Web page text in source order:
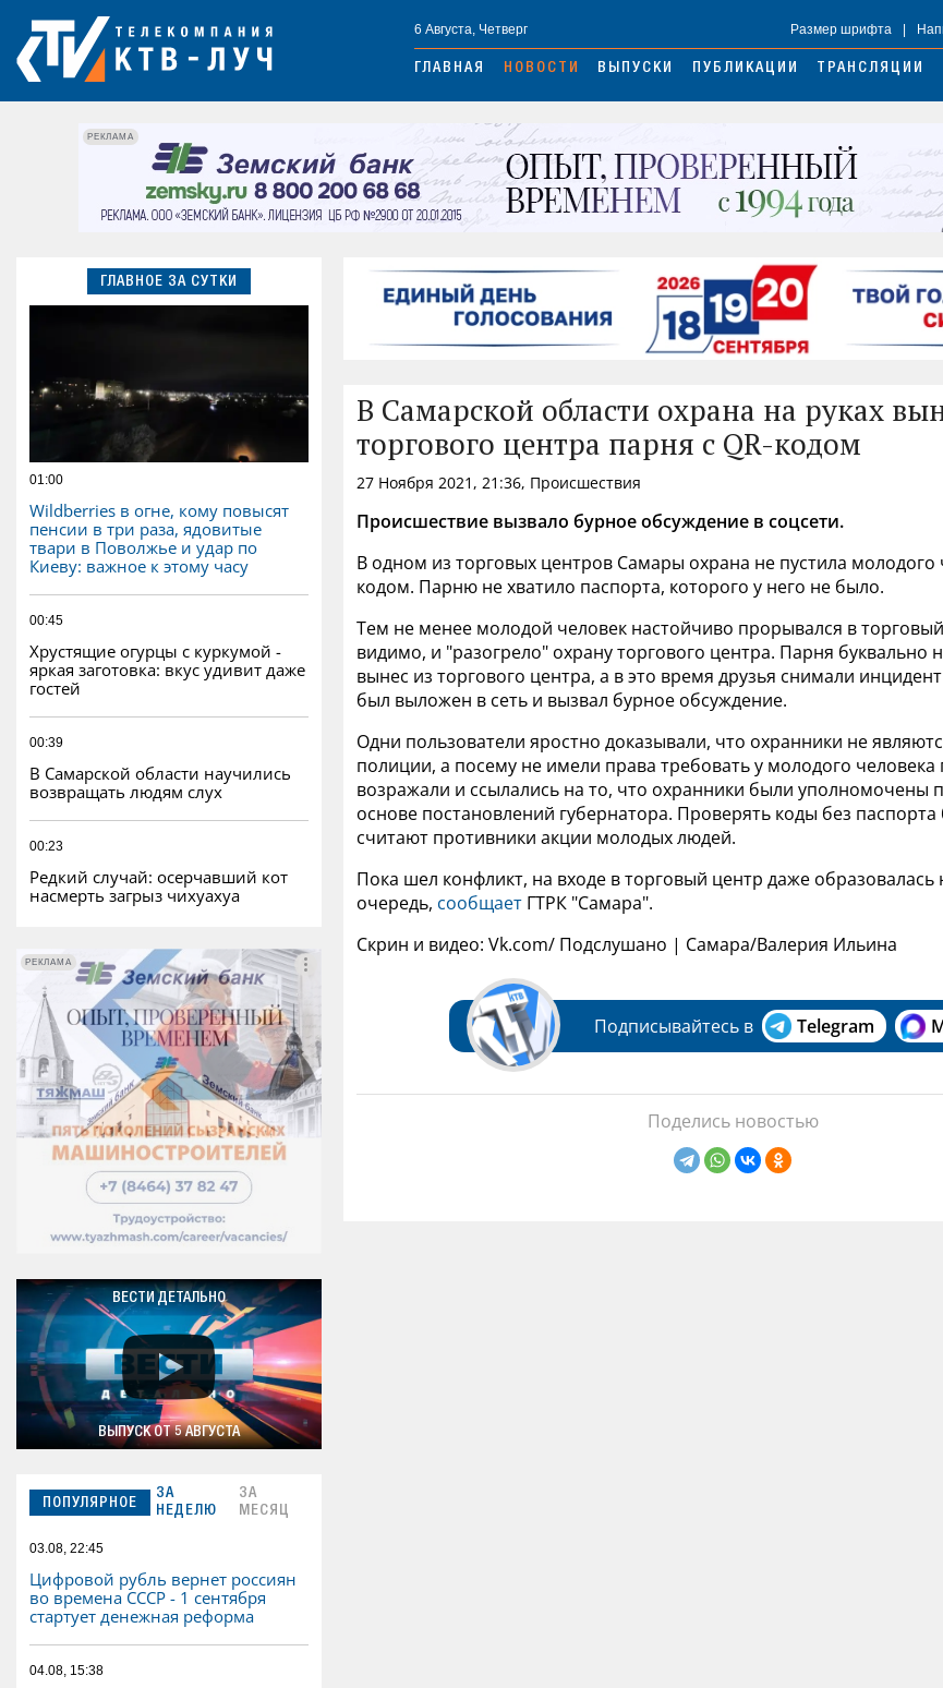
6 Августа, Четверг Размер шрифта
ГЛАВНАЯ НОВОСТИ ВЫПУСКИ ПУБЛИКАЦИИ ТРАНСЛЯЦИИ
РЕКЛАМА
ГЛАВНОЕ ЗА СУТКИ
01:00
Wildberries в огне, кому повысят
пенсии в три раза, ядовитые
твари в Поволжье и удар по
Киеву: важное к этому часу
00:45
Хрустящие огурцы с куркумой -
яркая заготовка: вкус удивит даже
гостей
00:39
В Самарской области научились
возвращать людям слух
00:23
Редкий случай: осерчавший кот
насмерть загрыз чихуахуа
РЕКЛАМА
РЕКЛАМА
ВЕСТИ ДЕТАЛЬНО
ВЫПУСК ОТ 5 АВГУСТА
ПОПУЛЯРНОЕ
ЗА
НЕДЕЛЮ
ЗА
МЕСЯЦ
03.08, 22:45
Цифровой рубль вернет россиян
во времена СССР - 1 сентября
стартует денежная реформа
04.08, 15:38
В Самарской области охрана на руках
торгового центра парня с QR-кодом
27 Ноября 2021, 21:36, Происшествия
Происшествие вызвало бурное обсуждение в соцсети.
В одном из торговых центров Самары охрана не пустила молодого
кодом. Парню не хватило паспорта, которого у него не было.
Тем не менее молодой человек настойчиво прорывался в
видимо, и "разогрело" охрану торгового центра. Парня буквально
вынес из торгового центра, а в это время друзья снимали
был выложен в сеть и вызвал бурное обсуждение.
Одни пользователи яростно доказывали, что охранники не
полиции, а посему не имели права требовать у молодого человека
возражали и ссылались на то, что охранники были уполномочены
основе постановлений губернатора. Проверять коды без
считают противники акции молодых людей.
Пока шел конфликт, на входе в торговый центр даже
очередь, сообщает ГТРК "Самара".
Скрин и видео: Vk.com/ Подслушано | Самара/Валерия Ильина
Подписывайтесь в Telegram
Поделись новостью